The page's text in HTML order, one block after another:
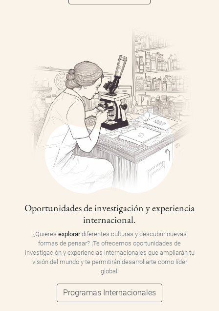
Oportunidades de investigación y experiencia
internacional.
¿Quieres explorardiferentes culturas y descubrir nuevas
formas de pensar? ¡Te ofrecemos oportunidades de
investigación y experiencias internacionales que ampliarán tu
visión del mundo y te permitirán desarrollarte como líder
global!
Programas Internacionales